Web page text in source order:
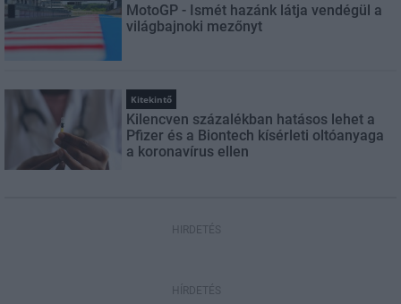
MotoGP - Ismét hazánk látja vendégül a
világbajnoki mezőnyt
Kitekintő
Kilencven százalékban hatásos lehet a
Pfizer és a Biontech kísérleti oltóanyaga
a koronavírus ellen
HIRDETÉS
HÍRDETÉS